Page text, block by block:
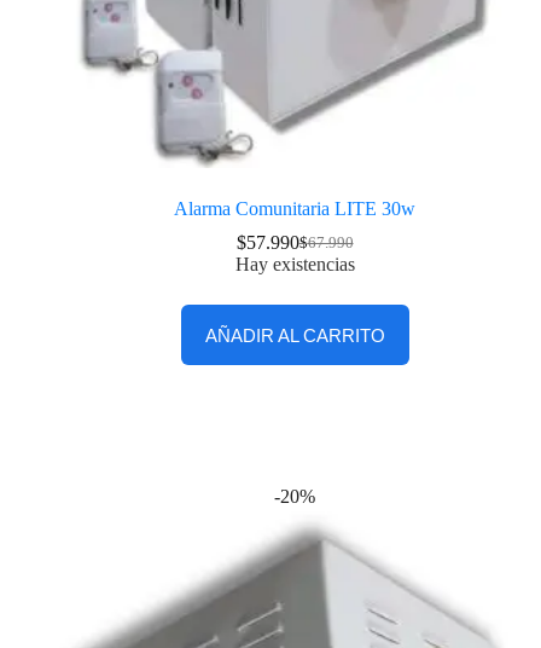
Alarma Comunitaria LITE 30w
$67.990
$57.990
Hay existencias
AÑADIR AL CARRITO
-20%